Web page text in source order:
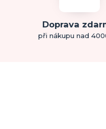
Doprava
při nákupu nad